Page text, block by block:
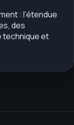
: l'étendue
des
technique et